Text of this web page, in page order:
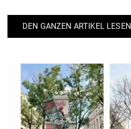
DEN GANZEN ARTIKEL LESEN